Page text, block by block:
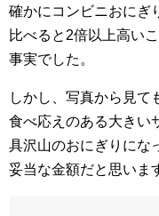
確かにコンビニおにぎ
比べると2倍以上高い
事実でした。
しかし、写真から見て
食べ応えのある大きい
具沢山のおにぎりにな
妥当な金額だと思いま